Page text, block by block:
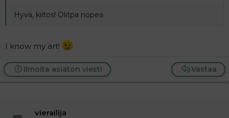
Hyvä, kiitos! Olitpa nopea
I know my art!
Vastaa
Ilmoita asiaton viesti
vierailija